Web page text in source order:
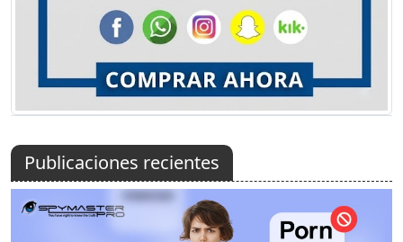
Publicaciones recientes